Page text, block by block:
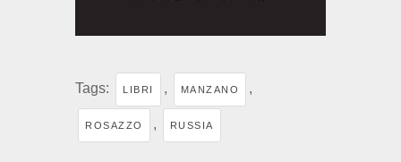
Tags: LIBRI , MANZANO ,
ROSAZZO , RUSSIA